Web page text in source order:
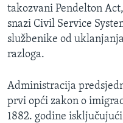
takozvani Pendelton
snazi Civil Service
službenike od
razloga.
Administracija
prvi opći zakon o
1882. godine